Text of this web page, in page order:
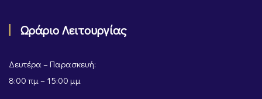
Ωράριο Λειτουργίας
Δευτέρα – Παρασκευή:
8:00 πμ – 15:00 μμ